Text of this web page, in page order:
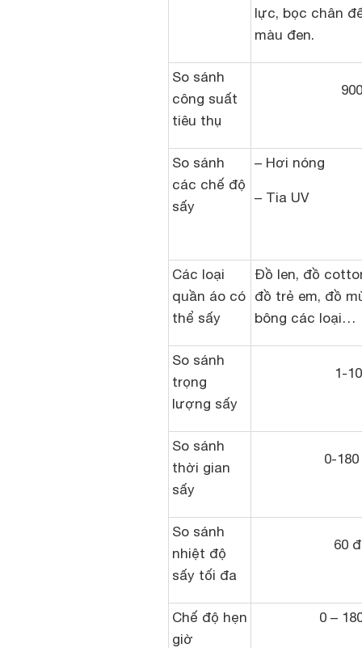
lực, bọc chân
màu đen.
So sánh
công suất
tiêu thụ
So sánh
các chế độ
sấy
– Hơi nóng
– Tia UV
Các loại
quần áo có
thể sấy
Đồ len, đồ
đồ trẻ em, đồ
bông các loại…
So sánh
trọng
lượng sấy
1-
So sánh
thời gian
sấy
0-
So sánh
nhiệt độ
sấy tối đa
60
Chế độ hẹn
giờ
0 –